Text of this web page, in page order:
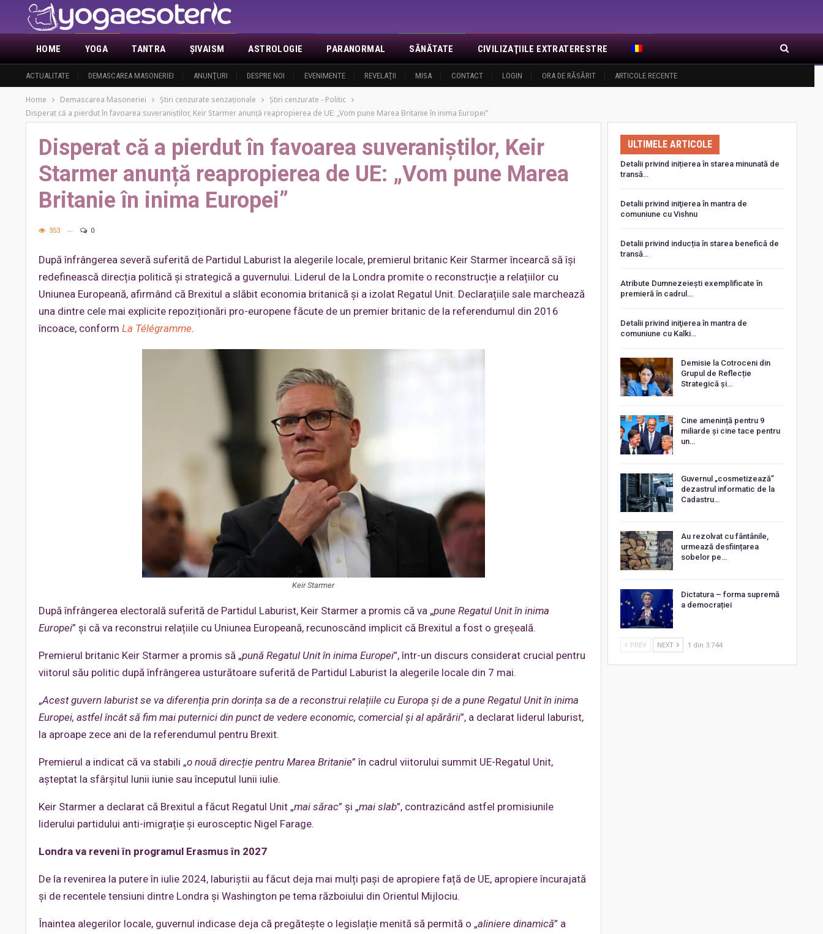
HOME
ACTUALITATE DEMASCAREA MASONERIEI ANUNŢURI DESPRE NOI EVENIMENTE REVELAŢII MISA CONTACT LOGIN ORA DE RĂSĂRIT ARTICOLE RECENTE
YOGA TANTRA ŞIVAISM ASTROLOGIE PARANORMAL SĂNĂTATE CIVILIZAŢIILE EXTRATERESTRE
Home Demascarea Masoneriei Ştiri cenzurate senzaţionale
Ştiri cenzurate - Politic
Disperat că a pierdut în favoarea suveraniștilor, Keir Starmer anunță reapropierea de UE: „Vom pune Marea Britanie în inima Europei”
Disperat că a pierdut în favoarea suveraniștilor, Keir
Starmer anunță reapropierea de UE: „Vom pune Marea
Britanie în inima Europei”
353 0
După înfrângerea severă suferită de Partidul Laburist la alegerile locale, premierul britanic Keir Starmer încearcă să își
redefinească direcția politică și strategică a guvernului. Liderul de la Londra promite o reconstrucție a relațiilor cu
Uniunea Europeană, afirmând că Brexitul a slăbit economia britanică și a izolat Regatul Unit. Declarațiile sale marchează
una dintre cele mai explicite repoziționări pro-europene făcute de un premier britanic de la referendumul din 2016
încoace, conform La Télégramme.
Keir Starmer
După înfrângerea electorală suferită de Partidul Laburist, Keir Starmer a promis că va „pune Regatul Unit în inima
Europei” și că va reconstrui relațiile cu Uniunea Europeană, recunoscând implicit că Brexitul a fost o greșeală.
Premierul britanic Keir Starmer a promis să „pună Regatul Unit în inima Europei”, într-un discurs considerat crucial pentru
viitorul său politic după înfrângerea usturătoare suferită de Partidul Laburist la alegerile locale din 7 mai.
„Acest guvern laburist se va diferenția prin dorința sa de a reconstrui relațiile cu Europa și de a pune Regatul Unit în inima
Europei, astfel încât să fim mai puternici din punct de vedere economic, comercial și al apărării”, a declarat liderul laburist,
la aproape zece ani de la referendumul pentru Brexit.
Premierul a indicat că va stabili „o nouă direcție pentru Marea Britanie” în cadrul viitorului summit UE-Regatul Unit,
așteptat la sfârșitul lunii iunie sau începutul lunii iulie.
Keir Starmer a declarat că Brexitul a făcut Regatul Unit „mai sărac” și „mai slab”, contrazicând astfel promisiunile
liderului partidului anti-imigrație și eurosceptic Nigel Farage.
Londra va reveni în programul Erasmus în 2027
De la revenirea la putere în iulie 2024, laburiștii au făcut deja mai mulți pași de apropiere față de UE, apropiere încurajată
și de recentele tensiuni dintre Londra și Washington pe tema războiului din Orientul Mijlociu.
Înaintea alegerilor locale, guvernul indicase deja că pregătește o legislație menită să permită o „aliniere dinamică” a
ULTIMELE ARTICOLE
Detalii privind inițierea în starea minunată de
transă…
Detalii privind iniţierea în mantra de
comuniune cu Vishnu
Detalii privind inducția în starea benefică de
transă…
Atribute Dumnezeiești exemplificate în
premieră în cadrul…
Detalii privind iniţierea în mantra de
comuniune cu Kalki…
Demisie la Cotroceni din
Grupul de Reflecție
Strategică și…
Cine amenință pentru 9
miliarde și cine tace pentru
un…
Guvernul „cosmetizează”
dezastrul informatic de la
Cadastru…
Au rezolvat cu fântânile,
urmează desființarea
sobelor pe…
Dictatura – forma supremă
a democrației
PREV NEXT 1 din 3.744